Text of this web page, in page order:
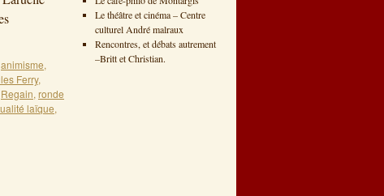
animisme,
Ferry,
Regain, ronde
laïque,
Le théâtre et cinéma – Centre
culturel André malraux
Rencontres, et débats autrement
–Britt et Christian.